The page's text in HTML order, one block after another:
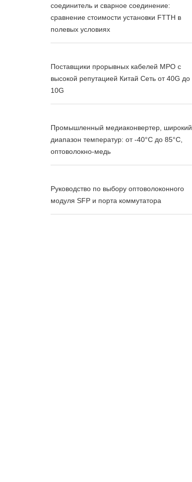
соединитель и сварное соединение:
сравнение стоимости установки FTTH в
полевых условиях
Поставщики прорывных кабелей MPO с
высокой репутацией Китай Сеть от 40G до
10G
Промышленный медиаконвертер, широкий
диапазон температур: от -40°C до 85°C,
оптоволокно-медь
Руководство по выбору оптоволоконного
модуля SFP и порта коммутатора